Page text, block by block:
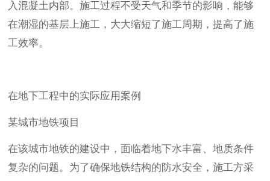
入混凝土内部。施工过程不受天气和季节的影响，能够
在潮湿的基层上施工，大大缩短了施工周期，提高了施
工效率。
在地下工程中的实际应用案例
某城市地铁项目
在该城市地铁的建设中，面临着地下水丰富、地质条件
复杂的问题。为了确保地铁结构的防水安全，施工方采